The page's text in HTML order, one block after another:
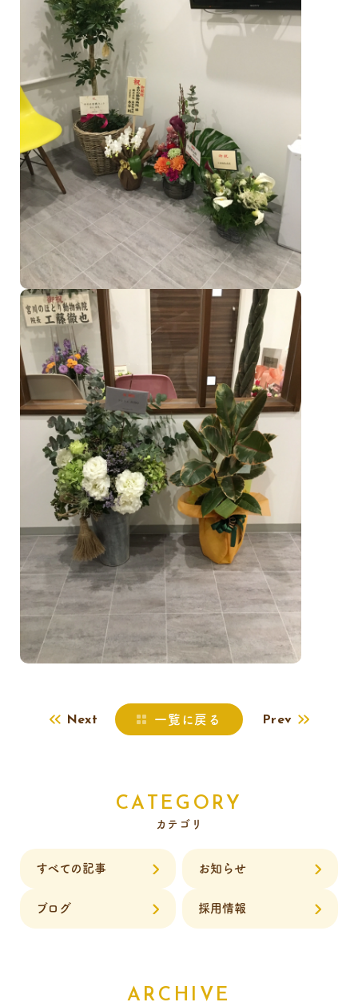
Next 一覧に戻る Prev
CATEGORY
カテゴリ
すべての記事 お知らせ
ブログ 採用情報
ARCHIVE